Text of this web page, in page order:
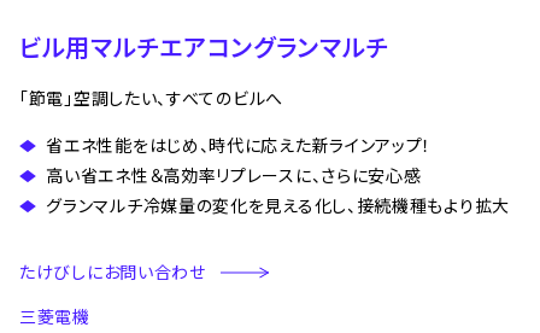
ビル用マルチエアコングランマルチ
「節電」空調したい、すべてのビルへ
省エネ性能をはじめ、時代に応えた新ラインアップ！
高い省エネ性＆高効率リプレースに、さらに安心感
グランマルチ冷媒量の変化を見える化し、接続機種もより拡大
たけびしにお問い合わせ
三菱電機